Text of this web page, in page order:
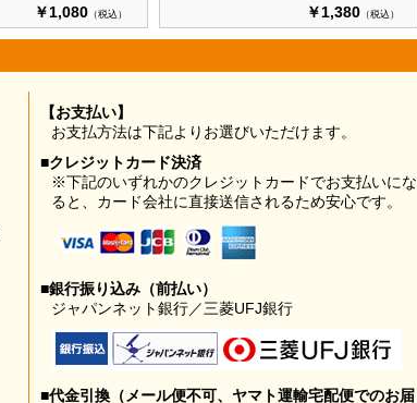
￥1,080 （税込）
￥1,380 （税込）
【お支払い】
お支払方法は下記よりお選びいただけます。
■クレジットカード決済
※下記のいずれかのクレジットカードでお支払いにな
ると、カード会社に直接送信されるため安心です。
■銀行振り込み（前払い）
ジャパンネット銀行／三菱UFJ銀行
■代金引換（メール便不可、ヤマト運輸宅配便でのお届